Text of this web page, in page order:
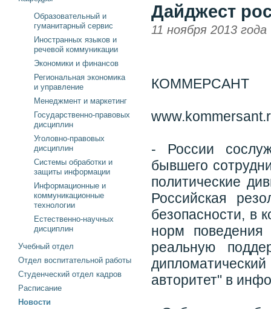
Дайджест
11 ноября 2013 года
КОММЕРСАНТ
- России
бывшего
политические
Российская
безопасности, в
норм поведения
реальную
авторитет" в
Образовательный и
гуманитарный сервис
Иностранных языков и
речевой коммуникации
Экономики и финансов
Региональная экономика
и управление
Менеджмент и маркетинг
Государственно-правовых
дисциплин
Уголовно-правовых
дисциплин
Системы обработки и
защиты информации
Информационные и
коммуникационные
технологии
Естественно-научных
дисциплин
Учебный отдел
Отдел воспитательной работы
Студенческий отдел кадров
Расписание
Новости